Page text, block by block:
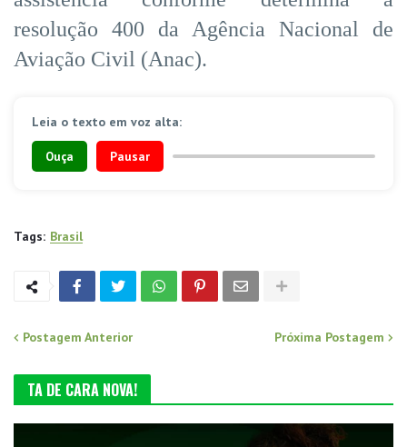
resolução 400 da Agência Nacional de
Aviação Civil (Anac).
Leia o texto em voz alta:
Ouça Pausar
Tags: Brasil
Postagem Anterior Próxima Postagem
TA DE CARA NOVA!